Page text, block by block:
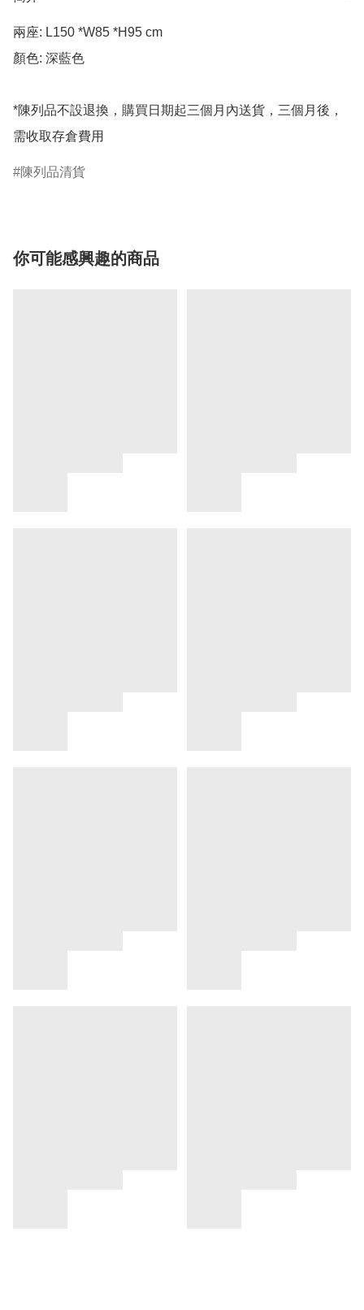
兩座: L150 *W85 *H95 cm
顏色: 深藍色
*陳列品不設退換，購買日期起三個月內送貨，三個月後，
需收取存倉費用
陳列品清貨
你可能感興趣的商品